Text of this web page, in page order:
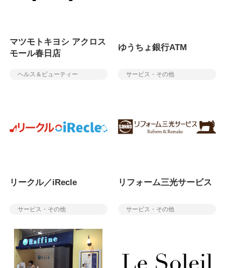
マツモトキヨシ アクロス
モール春日店
ヘルス＆ビューティー
ゆうちょ銀行ATM
サービス・その他
リークル／iRecle
サービス・その他
リフォーム三光サービス
サービス・その他